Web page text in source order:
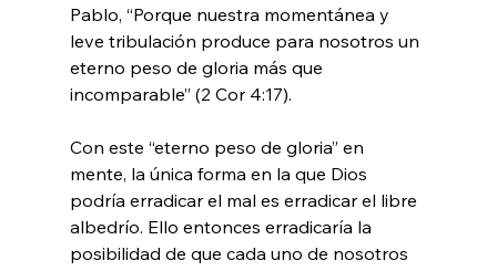
Pablo, “Porque nuestra momentánea y
leve tribulación produce para nosotros un
eterno peso de gloria más que
incomparable” (2 Cor 4:17).
Con este “eterno peso de gloria” en
mente, la única forma en la que Dios
podría erradicar el mal es erradicar el libre
albedrío. Ello entonces erradicaría la
posibilidad de que cada uno de nosotros